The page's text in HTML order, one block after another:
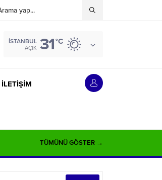
İSTANBUL
AÇIK 31°C
İLETİŞİM
TÜMÜNÜ GÖSTER →